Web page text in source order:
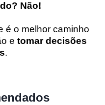
Não!
é o melhor caminho
e tomar decisões
.